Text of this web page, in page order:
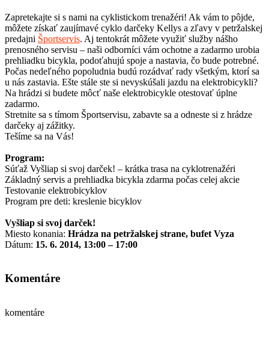
Zapretekajte si s nami na cyklistickom trenažéri! Ak vám to pôjde,
môžete získať zaujímavé cyklo darčeky Kellys a zľavy v petržalskej
predajni Športservis. Aj tentokrát môžete využiť služby nášho
prenosného servisu – naši odborníci vám ochotne a zadarmo urobia
prehliadku bicykla, podoťahujú spoje a nastavia, čo bude potrebné.
Počas nedeľného popoludnia budú rozádvať rady všetkým, ktorí sa
u nás zastavia. Ešte stále ste si nevyskúšali jazdu na elektrobicykli?
Na hrádzi si budete môcť naše elektrobicykle otestovať úplne
zadarmo.
Stretnite sa s tímom Športservisu, zabavte sa a odneste si z hrádze
darčeky aj zážitky.
Tešíme sa na Vás!
Program:
Súťaž Vyšliap si svoj darček! – krátka trasa na cyklotrenažéri
Základný servis a prehliadka bicykla zdarma počas celej akcie
Testovanie elektrobicyklov
Program pre deti: kreslenie bicyklov
Vyšliap si svoj darček!
Miesto konania: Hrádza na petržalskej strane, bufet Vyza
Dátum: 15. 6. 2014, 13:00 – 17:00
Komentáre
komentáre